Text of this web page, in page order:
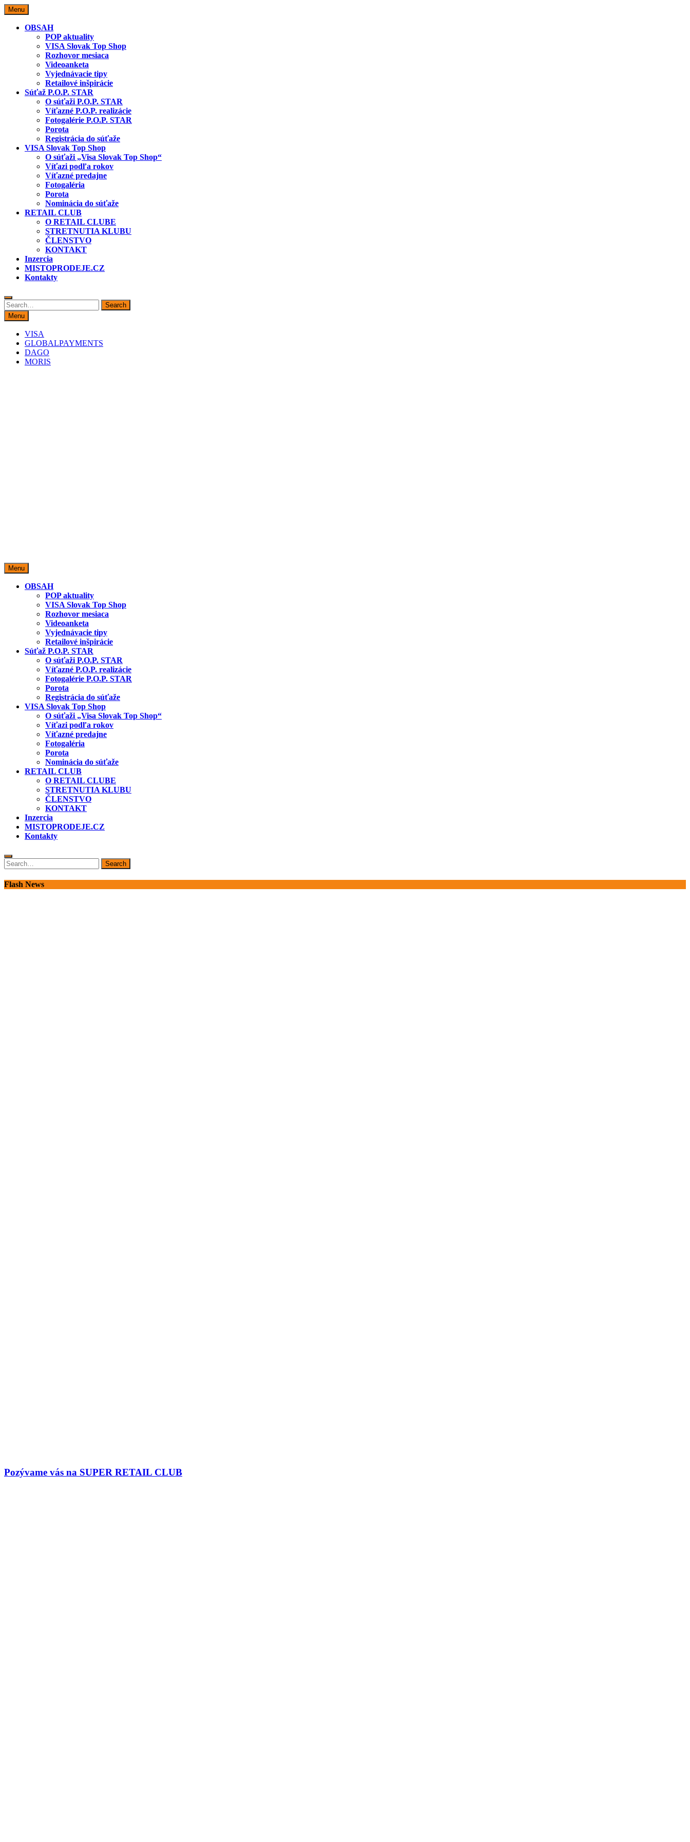
Skip
to
content
Menu
OBSAH
POP aktuality
VISA Slovak Top Shop
Rozhovor mesiaca
Videoanketa
Vyjednávacie tipy
Retailové inšpirácie
Súťaž P.O.P. STAR
O súťaži P.O.P. STAR
Víťazné P.O.P. realizácie
Fotogalérie P.O.P. STAR
Porota
Registrácia do súťaže
VISA Slovak Top Shop
O súťaži „Visa Slovak Top Shop“
Víťazi podľa rokov
Víťazné predajne
Fotogaléria
Porota
Nominácia do súťaže
RETAIL CLUB
O RETAIL CLUBE
STRETNUTIA KLUBU
ČLENSTVO
KONTAKT
Inzercia
MISTOPRODEJE.CZ
Kontakty
Search
for:
Search
Menu
VISA
GLOBALPAYMENTS
DAGO
MORIS
Menu
OBSAH
POP aktuality
VISA Slovak Top Shop
Rozhovor mesiaca
Videoanketa
Vyjednávacie tipy
Retailové inšpirácie
Súťaž P.O.P. STAR
O súťaži P.O.P. STAR
Víťazné P.O.P. realizácie
Fotogalérie P.O.P. STAR
Porota
Registrácia do súťaže
VISA Slovak Top Shop
O súťaži „Visa Slovak Top Shop“
Víťazi podľa rokov
Víťazné predajne
Fotogaléria
Porota
Nominácia do súťaže
RETAIL CLUB
O RETAIL CLUBE
STRETNUTIA KLUBU
ČLENSTVO
KONTAKT
Inzercia
MISTOPRODEJE.CZ
Kontakty
Search
for:
Search
Flash News
Pozývame vás na SUPER RETAIL CLUB